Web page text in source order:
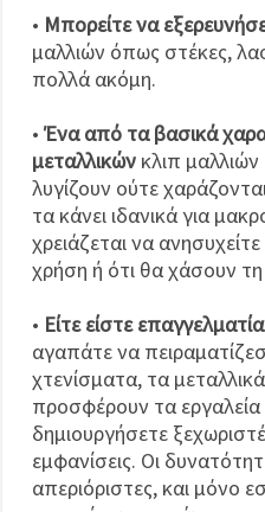
• Μπορείτε να
μαλλιών όπως στέκες,
πολλά ακόμη.
• Ένα από τα βασικά
μεταλλικών κλιπ
λυγίζουν ούτε
τα κάνει ιδανικά για
χρειάζεται να
χρήση ή ότι θα χάσουν
• Είτε είστε
αγαπάτε να
χτενίσματα, τα
προσφέρουν τα εργαλεία
δημιουργήσετε
εμφανίσεις. Οι
απεριόριστες, και μόνο